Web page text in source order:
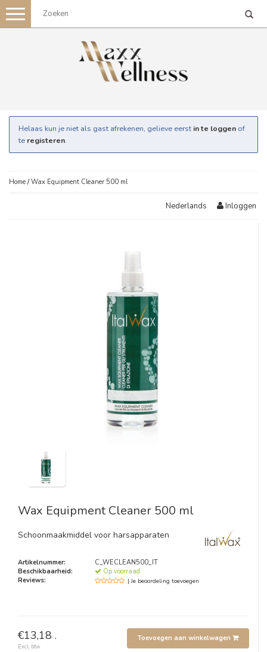
Toggle
navigation
Helaas kun je niet als gast afrekenen, gelieve eerst in te loggen of
te registeren.
Home /Wax Equipment Cleaner 500 ml
Nederlands Inloggen
Wax Equipment Cleaner 500 ml
Schoonmaakmiddel voor harsapparaten
Artikelnummer:
C_WECLEAN500_IT
Beschikbaarheid:
Op voorraad
Reviews:
| Je beoordeling toevoegen
€13,18 .
Excl. btw
Toevoegen aan winkelwagen